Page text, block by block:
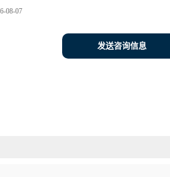
08-07
发送咨询信息